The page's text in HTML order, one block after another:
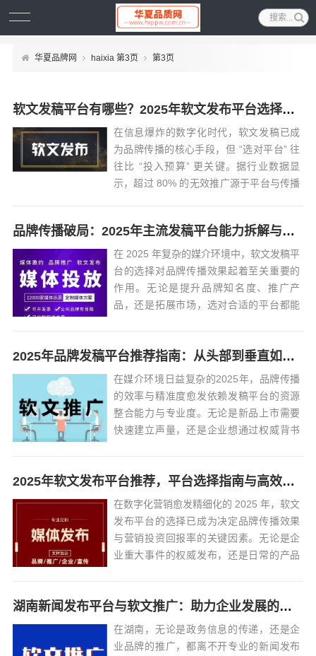
华夏品牌网 haixia 第3页 第3页
软文发稿平台有哪些？2025年软文发布平台选择推荐，让品牌传播少走弯路
在信息爆炸的数字化时代，软文发稿已成
为品牌传播的核心手段，但 “选对平台” 往
往比 “投入预算” 更关键。据行业数据显
示，超过 80% 的无效推广源于平台与传播
品牌传播破局：2025年主流发稿平台能力拆解与场景适配指南
在 2025 年复杂的媒介环境中，软文发稿平
台的选择对品牌传播效果起着至关重要的
作用。无论是提升品牌知名度、推广产
品，还是拓展市场，选对合适的平台都能
略，助力品牌精准传播。一、主流软文发
稿平台类型及特点不同类型的软文发稿平
台有着...
2025年品牌发稿平台推荐指南：从头部到垂直如何精准匹配传播需求
在媒介环境日益复杂的2025年，品牌传播
的效率与精准度愈发依赖发稿平台的资源
整合能力与专业度。无论是新品上市需要
快速建立声量，还是企业想通过权威背书
的关键一环。基于对当前行业资源、服务
能力与客户反馈的深度调研，以下从综合
实力、垂...
2025年软文发布平台推荐，平台选择指南与高效投放策略
在数字化营销愈发精细化的 2025 年，软文
发布平台的选择已成为决定品牌传播效果
与营销投资回报率的关键因素。无论是企
业重大事件的权威发布，还是日常的产品
传播价值。本文将结合海峡头条旗下慧品
宣平台的实操经验，系...
湖南新闻发布平台与软文推广：助力企业发展的双重引擎
在湖南，无论是政务信息的传递，还是企
业品牌的推广，都离不开专业的新闻发布